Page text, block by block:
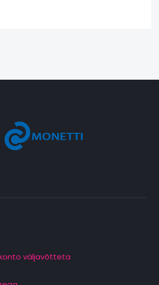
väljavõtteta